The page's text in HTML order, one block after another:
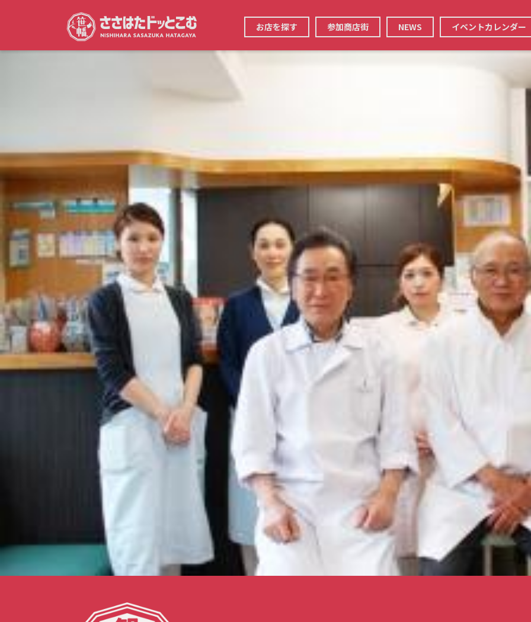
ン
メ
ナ
お店を探す 参加商店街 NEWS イベントカレンダー